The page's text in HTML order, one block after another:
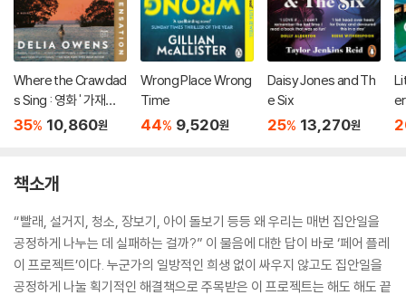
Where the Crawdad
s Sing : 영화 ' 가재가
노래하는 곳' 원작 소설
35% 10,860원
Wrong Place Wrong
Time
44% 9,520원
Daisy Jones and Th
e Six
25% 13,270원
책소개
“빨래, 설거지, 청소, 장보기, 아이 돌보기 등등 왜 우리는 매번 집안일을
공정하게 나누는 데 실패하는 걸까?” 이 물음에 대한 답이 바로 ‘페어 플레
이 프로젝트’이다. 누군가의 일방적인 희생 없이 싸우지 않고도 집안일을
공정하게 나눌 획기적인 해결책으로 주목받은 이 프로젝트는 해도 해도 끝